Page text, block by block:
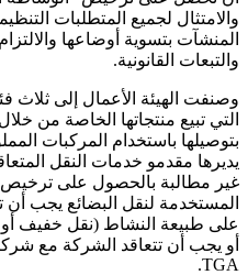
والامتثال لجميع المتطلبات
المنشآت بتسوية أوضاعها
والتبعات القانونية.
وصنفت الهيئة الأعمال إلى ثلاث
التي تبيع منتجاتها الخاصة من
بتوصيلها باستخدام المركبات
يديرها مقدمو خدمات النقل
غير مطالبة بالحصول على ترخيص
المستخدمة لنقل البضائع يجب أن
على طبيعة النشاط (نقل خفيف أو
أو يجب أن تتعاقد الشركة مع
TGA.